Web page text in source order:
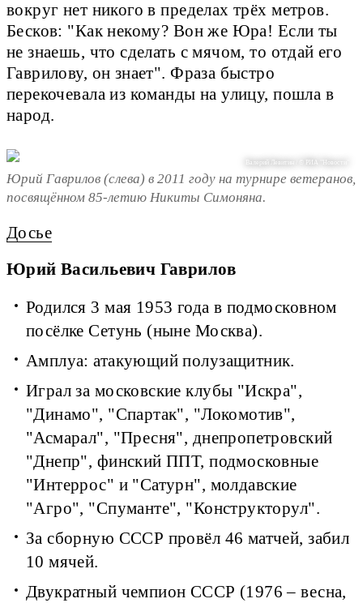
вокруг нет никого в пределах трёх метров.
Бесков: "Как некому? Вон же Юра! Если ты
не знаешь, что сделать с мячом, то отдай его
Гаврилову, он знает". Фраза быстро
перекочевала из команды на улицу, пошла в
народ.
Валерий Левитин / © РИА "Новости"
Юрий Гаврилов (слева) в 2011 году на турнире ветеранов,
посвящённом 85-летию Никиты Симоняна.
Досье
Юрий Васильевич Гаврилов
Родился 3 мая 1953 года в подмосковном
посёлке Сетунь (ныне Москва).
Амплуа: атакующий полузащитник.
Играл за московские клубы "Искра",
"Динамо", "Спартак", "Локомотив",
"Асмарал", "Пресня", днепропетровский
"Днепр", финский ППТ, подмосковные
"Интеррос" и "Сатурн", молдавские
"Агро", "Спуманте", "Конструкторул".
За сборную СССР провёл 46 матчей, забил
10 мячей.
Двукратный чемпион СССР (1976 – весна,